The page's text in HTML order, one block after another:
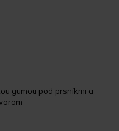
gumou pod prsníkmi a